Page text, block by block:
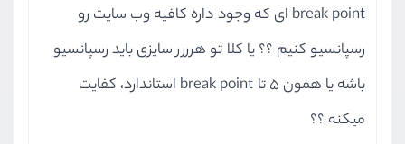
break point ای که وجود داره کافیه وب سایت رو
رسپانسیو کنیم ؟؟ یا کلا تو هرررر سایزی باید رسپانسیو
باشه‌ یا همون 5 تا break point استاندارد، کفایت
میکنه ؟؟